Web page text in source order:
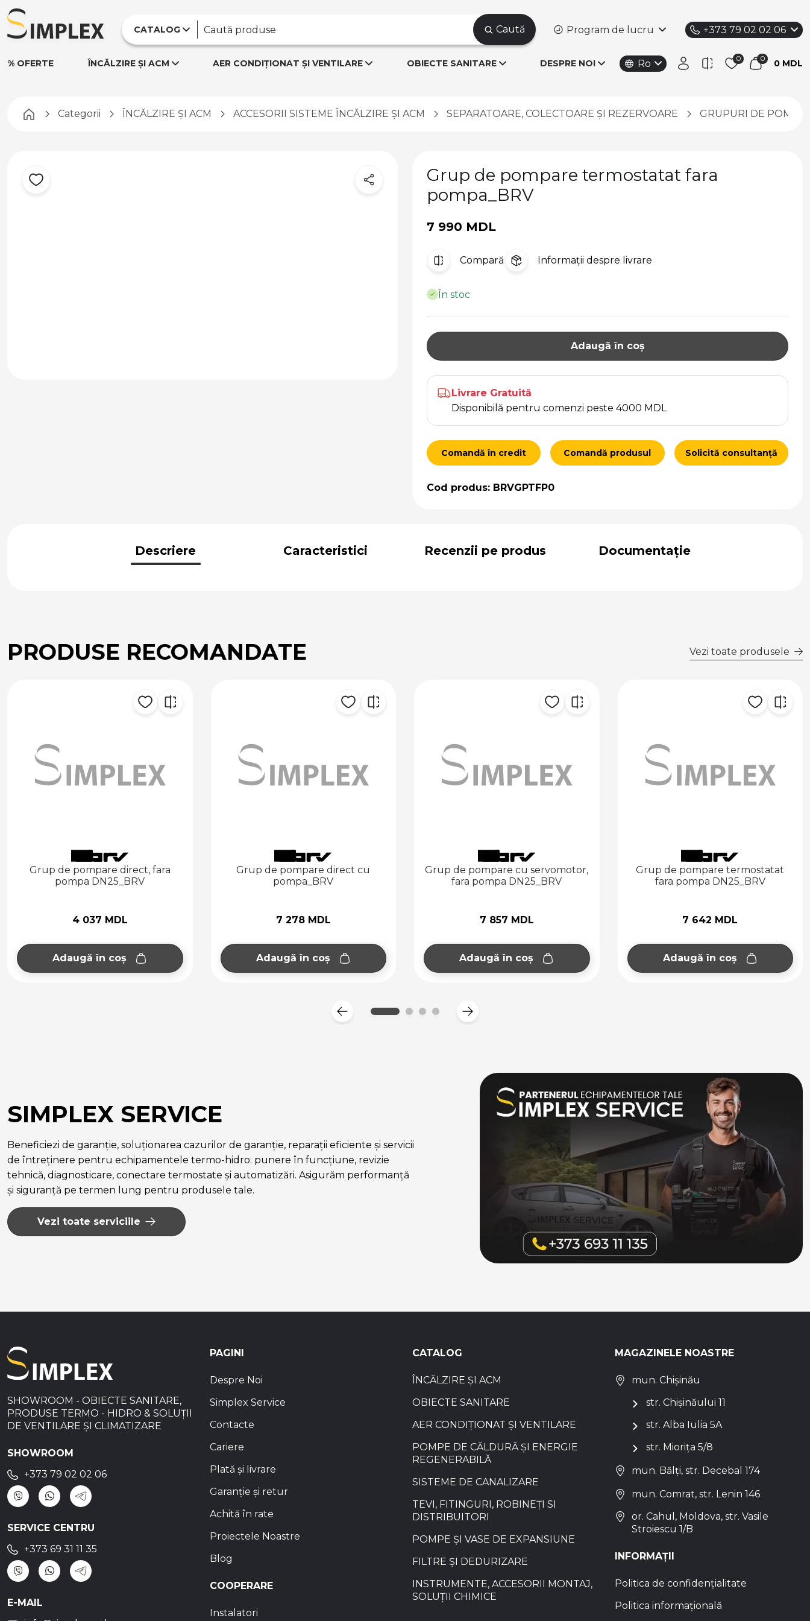
CATALOG Caută Program de lucru +373 79 02 02 06
% OFERTE ÎNCĂLZIRE ȘI ACM AER CONDIȚIONAT ȘI VENTILARE OBIECTE SANITARE DESPRE NOI Ro 0 MDL
Pagina principală
Categorii ÎNCĂLZIRE ȘI ACM ACCESORII SISTEME ÎNCĂLZIRE ȘI ACM SEPARATOARE, COLECTOARE ȘI REZERVOARE GRUPURI DE
Grup de pompare termostatat fara
pompa_BRV
7 990 MDL
Compară Informații despre livrare
În stoc
Adaugă în coș
Livrare Gratuită
Disponibilă pentru comenzi peste 4000 MDL
Comandă în credit Comandă produsul Solicită consultanță
Cod produs: BRVGPTFP0
Descriere Caracteristici Recenzii pe produs Documentație
PRODUSE RECOMANDATE Vezi toate produsele
Grup de pompare direct, fara
pompa DN25_BRV
4 037 MDL
Adaugă în coș
Grup de pompare direct cu
pompa_BRV
7 278 MDL
Adaugă în coș
Grup de pompare cu servomotor,
fara pompa DN25_BRV
7 857 MDL
Adaugă în coș
Grup de pompare termostatat
fara pompa DN25_BRV
7 642 MDL
Adaugă în coș
SIMPLEX SERVICE
Beneficiezi de garanție, soluționarea cazurilor de garanție, reparații eficiente și servicii
de întreținere pentru echipamentele termo-hidro: punere în funcțiune, revizie
tehnică, diagnosticare, conectare termostate și automatizări. Asigurăm performanță
și siguranță pe termen lung pentru produsele tale.
Vezi toate serviciile
SHOWROOM - OBIECTE SANITARE,
PRODUSE TERMO - HIDRO & SOLUȚII
DE VENTILARE ȘI CLIMATIZARE
SHOWROOM
+373 79 02 02 06
SERVICE CENTRU
+373 69 31 11 35
E-MAIL
PAGINI
Despre Noi
Simplex Service
Contacte
Cariere
Plată și livrare
Garanție și retur
Achită în rate
Proiectele Noastre
Blog
COOPERARE
Instalatori
CATALOG
ÎNCĂLZIRE ȘI ACM
OBIECTE SANITARE
AER CONDIȚIONAT ȘI VENTILARE
POMPE DE CĂLDURĂ ȘI ENERGIE
REGENERABILĂ
SISTEME DE CANALIZARE
TEVI, FITINGURI, ROBINEȚI SI
DISTRIBUITORI
POMPE ȘI VASE DE EXPANSIUNE
FILTRE ȘI DEDURIZARE
INSTRUMENTE, ACCESORII MONTAJ,
SOLUȚII CHIMICE
MAGAZINELE NOASTRE
mun. Chișinău
str. Chișinăului 11
str. Alba Iulia 5A
str. Miorița 5/8
mun. Bălți, str. Decebal 174
mun. Comrat, str. Lenin 146
or. Cahul, Moldova, str. Vasile
Stroiescu 1/B
INFORMAȚII
Politica de confidențialitate
Politica informațională